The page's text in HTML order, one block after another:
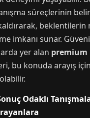
süreçlerinin
imkanı sunar.
yer alan premium
bu konuda arayış
Odaklı